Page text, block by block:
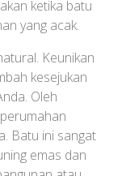
ketika batu
yang acak.
Keunikan
kesejukan
Oleh
Batu ini sangat
emas dan